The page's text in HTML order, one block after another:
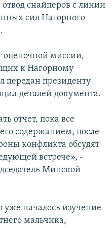
снайперов с линии
сил Нагорного
оценочной миссии,
к Нагорному
передан президенту
деталей документа.
отчет, пока все
содержанием, после
конфликта обсудят
встрече», -
Минской
уже началось изучение
мальчика,